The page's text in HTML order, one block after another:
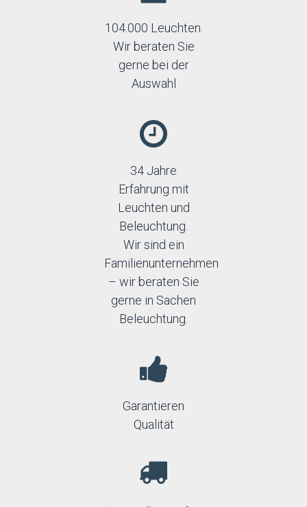
104.000 Leuchten.
Wir beraten Sie
gerne bei der
Auswahl
34 Jahre
Erfahrung mit
Leuchten und
Beleuchtung.
Wir sind ein
Familienunternehmen
– wir beraten Sie
gerne in Sachen
Beleuchtung.
Garantieren
Qualität